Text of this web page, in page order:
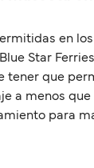
en
Star
tener que
a menos que
para